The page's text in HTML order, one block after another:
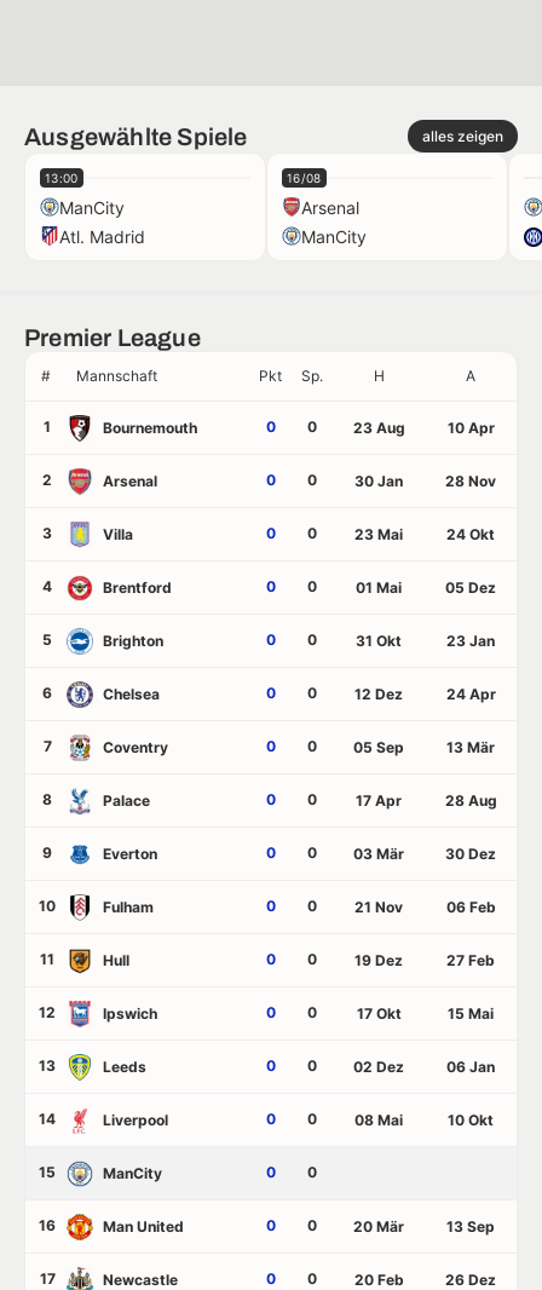
Ausgewählte Spiele alles zeigen
13:00
ManCity
Atl. Madrid
16/08
Arsenal
ManCity
Premier League
# Mannschaft Pkt Sp. H A
1 Bournemouth 0 0 23 Aug 10 Apr
2 Arsenal 0 0 30 Jan 28 Nov
3 Villa 0 0 23 Mai 24 Okt
4 Brentford 0 0 01 Mai 05 Dez
5 Brighton 0 0 31 Okt 23 Jan
6 Chelsea 0 0 12 Dez 24 Apr
7 Coventry 0 0 05 Sep 13 Mär
8 Palace 0 0 17 Apr 28 Aug
9 Everton 0 0 03 Mär 30 Dez
10 Fulham 0 0 21 Nov 06 Feb
11 Hull 0 0 19 Dez 27 Feb
12 Ipswich 0 0 17 Okt 15 Mai
13 Leeds 0 0 02 Dez 06 Jan
14 Liverpool 0 0 08 Mai 10 Okt
15 ManCity 0 0
16 Man United 0 0 20 Mär 13 Sep
17 Newcastle 0 0 20 Feb 26 Dez